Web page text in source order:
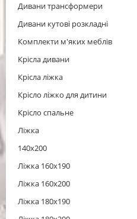
Дивани трансформери
Дивани кутові розкладні
Комплекти м'яких меблів
Крісла дивани
Крісла ліжка
Крісло ліжко для дитини
Крісло спальне
Ліжка
140x200
Ліжка 160x190
Ліжка 160x200
Ліжка 180x190